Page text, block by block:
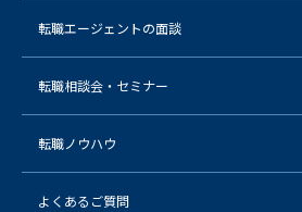
転職エージェントの面談
転職相談会・セミナー
転職ノウハウ
よくあるご質問